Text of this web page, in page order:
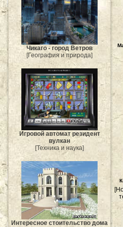
Чикаго - город Ветров
[География и природа]
Игровой автомат резидент
вулкан
[Техника и наука]
Интересное стоительство дома